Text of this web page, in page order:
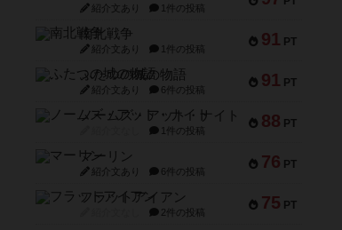
紹介文あり 1件の投稿
91 PT
南北戦争
紹介文あり 1件の投稿
91 PT
ふたつの城の物語
紹介文あり 6件の投稿
88 PT
ノームズ・アット・ナイト
1件の投稿
76 PT
マーリン
紹介文あり 6件の投稿
75 PT
フラットアイアン
2件の投稿